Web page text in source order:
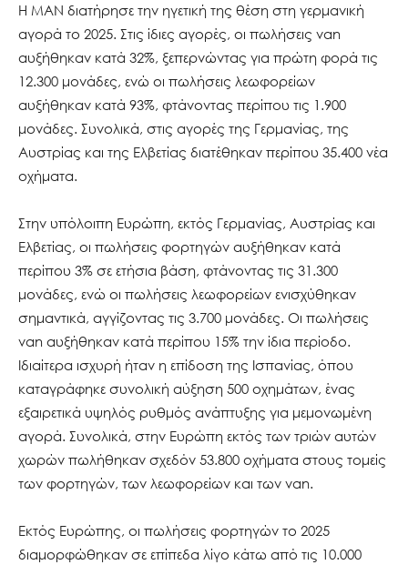
Η MAN διατήρησε την ηγετική της θέση στη γερμανική
αγορά το 2025. Στις ίδιες αγορές, οι πωλήσεις van
αυξήθηκαν κατά 32%, ξεπερνώντας για πρώτη φορά τις
12.300 μονάδες, ενώ οι πωλήσεις λεωφορείων
αυξήθηκαν κατά 93%, φτάνοντας περίπου τις 1.900
μονάδες. Συνολικά, στις αγορές της Γερμανίας, της
Αυστρίας και της Ελβετίας διατέθηκαν περίπου 35.400 νέα
οχήματα.
Στην υπόλοιπη Ευρώπη, εκτός Γερμανίας, Αυστρίας και
Ελβετίας, οι πωλήσεις φορτηγών αυξήθηκαν κατά
περίπου 3% σε ετήσια βάση, φτάνοντας τις 31.300
μονάδες, ενώ οι πωλήσεις λεωφορείων ενισχύθηκαν
σημαντικά, αγγίζοντας τις 3.700 μονάδες. Οι πωλήσεις
van αυξήθηκαν κατά περίπου 15% την ίδια περίοδο.
Ιδιαίτερα ισχυρή ήταν η επίδοση της Ισπανίας, όπου
καταγράφηκε συνολική αύξηση 500 οχημάτων, ένας
εξαιρετικά υψηλός ρυθμός ανάπτυξης για μεμονωμένη
αγορά. Συνολικά, στην Ευρώπη εκτός των τριών αυτών
χωρών πωλήθηκαν σχεδόν 53.800 οχήματα στους τομείς
των φορτηγών, των λεωφορείων και των van.
Εκτός Ευρώπης, οι πωλήσεις φορτηγών το 2025
διαμορφώθηκαν σε επίπεδα λίγο κάτω από τις 10.000